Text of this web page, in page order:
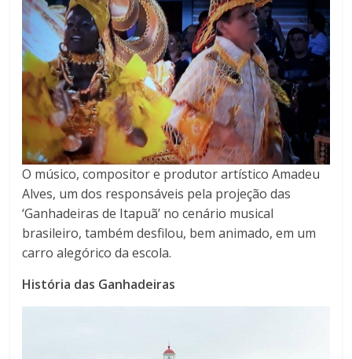
O músico, compositor e produtor artístico Amadeu
Alves, um dos responsáveis pela projeção das
‘Ganhadeiras de Itapuã’ no cenário musical
brasileiro, também desfilou, bem animado, em um
carro alegórico da escola.
História das Ganhadeiras